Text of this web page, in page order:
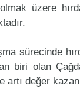
üzere
sürecinde
biri olan
artı değer